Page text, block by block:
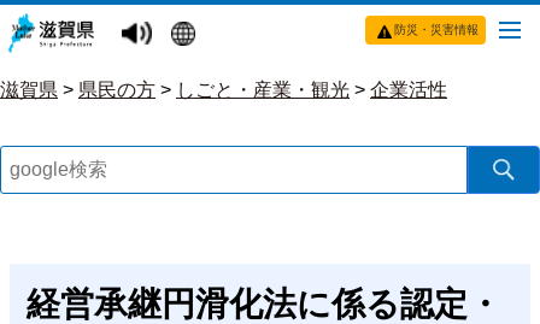
防災・災害情報
滋賀県 > 県民の方 > しごと・産業・観光 > 企業活性
経営承継円滑化法に係る認定・